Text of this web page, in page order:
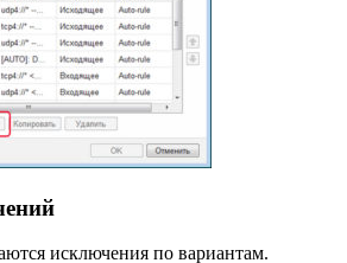
исключения по вариантам.